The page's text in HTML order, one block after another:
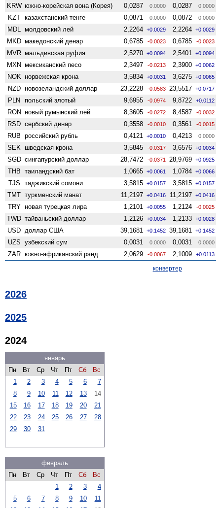
KRW южно-корейская вона (Корея) 0,0287 0.0000 0,0287 0.0000
KZT казахстанский тенге 0,0871 0.0000 0,0872 0.0000
MDL молдовский лей 2,2264 +0.0029 2,2264 +0.0029
MKD македонский денар 0,6785 -0.0023 0,6785 -0.0023
MVR мальдивская руфия 2,5270 +0.0094 2,5401 +0.0094
MXN мексиканский песо 2,3497 -0.0213 2,3900 +0.0062
NOK норвежская крона 3,5834 +0.0031 3,6275 +0.0065
NZD ново­зеландский доллар 23,2228 -0.0583 23,5517 +0.0717
PLN польский злотый 9,6955 -0.0974 9,8722 +0.0112
RON новый румынский лей 8,3605 -0.0272 8,4587 -0.0032
RSD сербский динар 0,3558 -0.0010 0,3561 -0.0015
RUB российский рубль 0,4121 +0.0010 0,4213 0.0000
SEK шведская крона 3,5845 -0.0317 3,6576 +0.0034
SGD сингапурский доллар 28,7472 -0.0371 28,9769 +0.0925
THB таиландский бат 1,0665 +0.0061 1,0784 +0.0066
TJS таджикский сомони 3,5815 +0.0157 3,5815 +0.0157
TMT туркменский манат 11,2197 +0.0416 11,2197 +0.0416
TRY новая турецкая лира 1,2101 +0.0055 1,2124 -0.0025
TWD тайваньский доллар 1,2126 +0.0034 1,2133 +0.0028
USD доллар США 39,1681 +0.1452 39,1681 +0.1452
UZS узбекский сум 0,0031 0.0000 0,0031 0.0000
ZAR южно-африканский рэнд 2,0629 -0.0067 2,1009 +0.0113
конвертер
2026
2025
2024
январь
Пн
Вт Ср Чт Пт Сб
Вс
1
2 3 4 5 6
7
8
9 10 11 12 13
14
15
16 17 18 19 20
21
22
23 24 25 26 27
28
29
30 31
февраль
Пн
Вт Ср Чт Пт Сб
Вс
1
2 3
4
5
6 7 8 9 10
11